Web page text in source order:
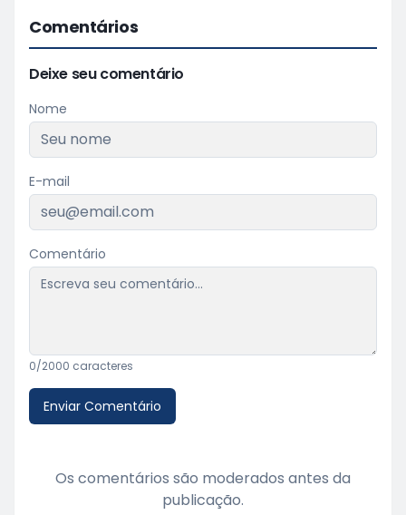
Comentários
Deixe seu comentário
Nome
E-mail
Comentário
0/2000 caracteres
Enviar Comentário
Os comentários são moderados antes da
publicação.